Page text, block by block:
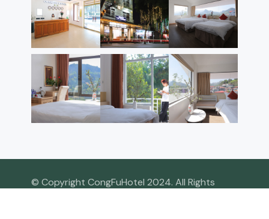
© Copyright CongFuHotel 2024. All Rights